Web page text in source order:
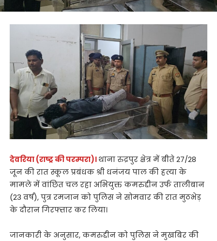
देवरिया (राष्ट्र की परम्परा)।थाना रुद्रपुर क्षेत्र में बीते 27/28
जून की रात स्कूल प्रबंधक श्री धनंजय पाल की हत्या के
मामले में वांछित चल रहा अभियुक्त कमरुद्दीन उर्फ तालीबान
(23 वर्ष), पुत्र रमजान को पुलिस ने सोमवार की रात मुठभेड़
के दौरान गिरफ्तार कर लिया।
जानकारी के अनुसार, कमरुद्दीन को पुलिस ने मुखबिर की